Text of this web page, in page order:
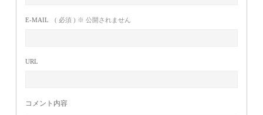
E-MAIL ( 必須 ) ※ 公開されません
URL
コメント内容